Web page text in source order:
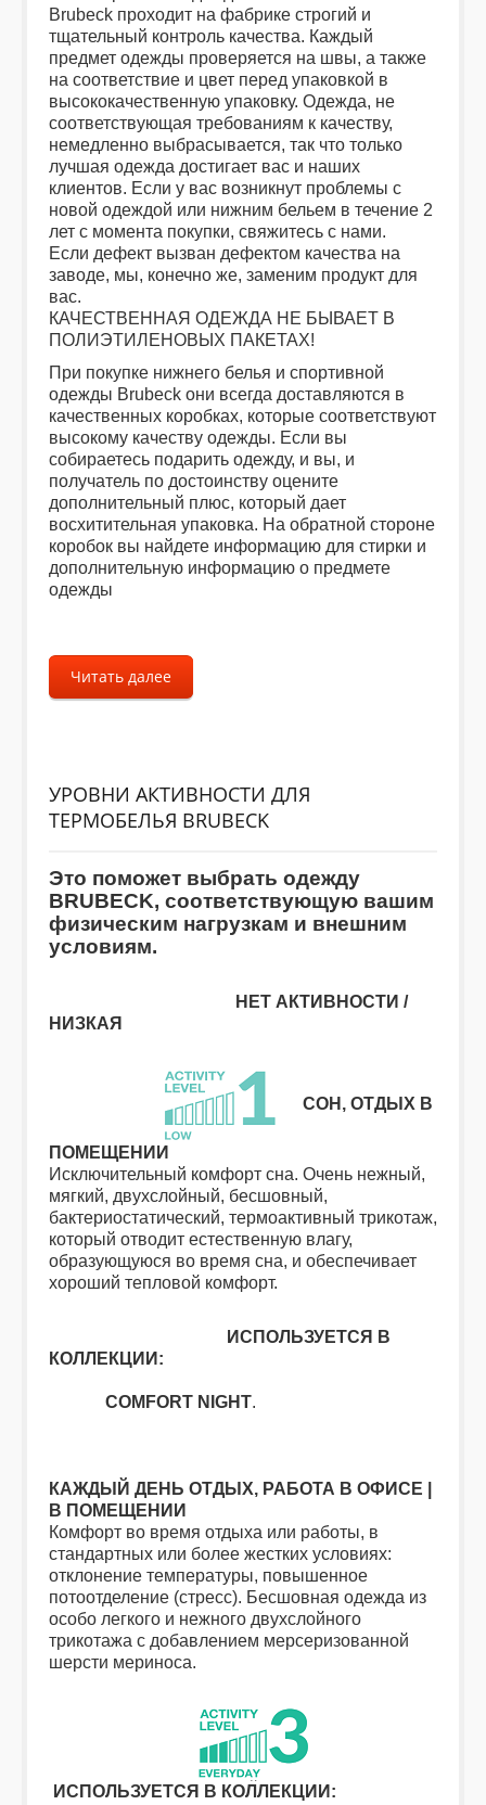
Brubeck проходит на фабрике строгий и
тщательный контроль качества. Каждый
предмет одежды проверяется на швы, а также
на соответствие и цвет перед упаковкой в
высококачественную упаковку. Одежда, не
соответствующая требованиям к качеству,
немедленно выбрасывается, так что только
лучшая одежда достигает вас и наших
клиентов. Если у вас возникнут проблемы с
новой одеждой или нижним бельем в течение 2
лет с момента покупки, свяжитесь с нами.
Если дефект вызван дефектом качества на
заводе, мы, конечно же, заменим продукт для
вас.
КАЧЕСТВЕННАЯ ОДЕЖДА НЕ БЫВАЕТ В
ПОЛИЭТИЛЕНОВЫХ ПАКЕТАХ!
При покупке нижнего белья и спортивной
одежды Brubeck они всегда доставляются в
качественных коробках, которые соответствуют
высокому качеству одежды. Если вы
собираетесь подарить одежду, и вы, и
получатель по достоинству оцените
дополнительный плюс, который дает
восхитительная упаковка. На обратной стороне
коробок вы найдете информацию для стирки и
дополнительную информацию о предмете
одежды
Читать далее
УРОВНИ АКТИВНОСТИ ДЛЯ
ТЕРМОБЕЛЬЯ BRUBECK
Это поможет выбрать одежду
BRUBECK, соответствующую вашим
физическим нагрузкам и внешним
условиям.
НЕТ АКТИВНОСТИ /
НИЗКАЯ
СОН, ОТДЫХ В
ПОМЕЩЕНИИ
Исключительный комфорт сна. Очень нежный,
мягкий, двухслойный, бесшовный,
бактериостатический, термоактивный трикотаж,
который отводит естественную влагу,
образующуюся во время сна, и обеспечивает
хороший тепловой комфорт.
ИСПОЛЬЗУЕТСЯ В
КОЛЛЕКЦИИ:
COMFORT NIGHT.
КАЖДЫЙ ДЕНЬ ОТДЫХ, РАБОТА В ОФИСЕ |
В ПОМЕЩЕНИИ
Комфорт во время отдыха или работы, в
стандартных или более жестких условиях:
отклонение температуры, повышенное
потоотделение (стресс). Бесшовная одежда из
особо легкого и нежного двухслойного
трикотажа с добавлением мерсеризованной
шерсти мериноса.
ИСПОЛЬЗУЕТСЯ В КОЛЛЕКЦИИ: